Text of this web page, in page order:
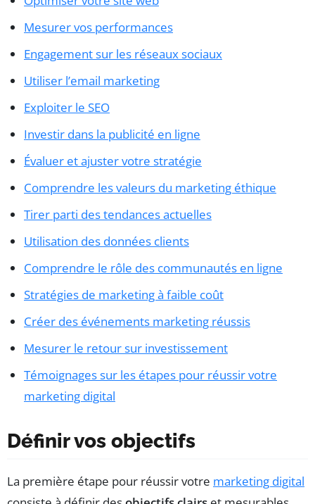
Mesurer vos performances
Engagement sur les réseaux sociaux
Utiliser l’email marketing
Exploiter le SEO
Investir dans la publicité en ligne
Évaluer et ajuster votre stratégie
Comprendre les valeurs du marketing éthique
Tirer parti des tendances actuelles
Utilisation des données clients
Comprendre le rôle des communautés en ligne
Stratégies de marketing à faible coût
Créer des événements marketing réussis
Mesurer le retour sur investissement
Témoignages sur les étapes pour réussir votre
marketing digital
Définir vos objectifs
La première étape pour réussir votre marketing digital